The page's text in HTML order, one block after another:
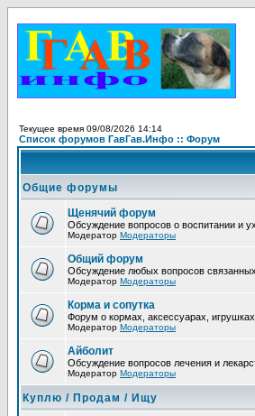
Текущее время 09/08/2026 14:14
Список форумов ГавГав.Инфо :: Форум
Общие форумы
Щенячий форум
Обсуждение вопросов о воспитании и
Модератор Модераторы
Общий форум
Обсуждение любых вопросов
Модератор Модераторы
Корма и сопутка
Форум о кормах, аксессуарах, игрушках
Модератор Модераторы
Айболит
Обсуждение вопросов лечения и
Модератор Модераторы
Куплю / Продам / Ищу